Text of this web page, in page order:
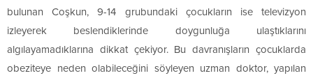
bulunan Coşkun, 9-14 grubundaki çocukların ise televizyon
izleyerek beslendiklerinde doygunluğa ulaştıklarını
algılayamadıklarına dikkat çekiyor. Bu davranışların çocuklarda
obeziteye neden olabileceğini söyleyen uzman doktor, yapılan